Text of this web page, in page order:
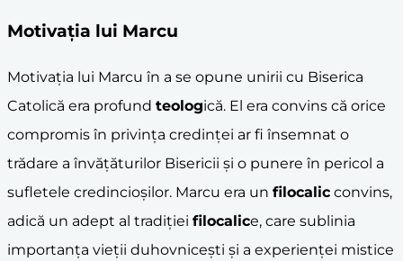
Motivația lui Marcu
Motivația lui Marcu în a se opune unirii cu Biserica
Catolică era profund teologică. El era convins că orice
compromis în privința credinței ar fi însemnat o
trădare a învățăturilor Bisericii și o punere în pericol a
sufletele credincioșilor. Marcu era un filocalic convins,
adică un adept al tradiției filocalice, care sublinia
importanța vieții duhovnicești și a experienței mistice